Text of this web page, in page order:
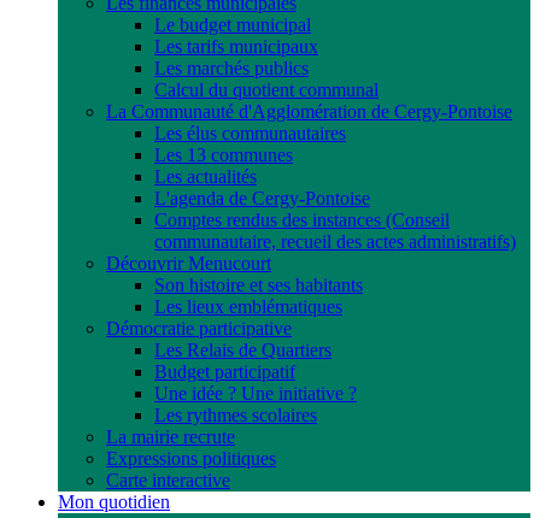
Le budget municipal
Les tarifs municipaux
Les marchés publics
Calcul du quotient communal
La Communauté d'Agglomération de Cergy-Pontoise
Les élus communautaires
Les 13 communes
Les actualités
L'agenda de Cergy-Pontoise
Comptes rendus des instances (Conseil
communautaire, recueil des actes administratifs)
Découvrir Menucourt
Son histoire et ses habitants
Les lieux emblématiques
Démocratie participative
Les Relais de Quartiers
Budget participatif
Une idée ? Une initiative ?
Les rythmes scolaires
La mairie recrute
Expressions politiques
Carte interactive
Mon quotidien